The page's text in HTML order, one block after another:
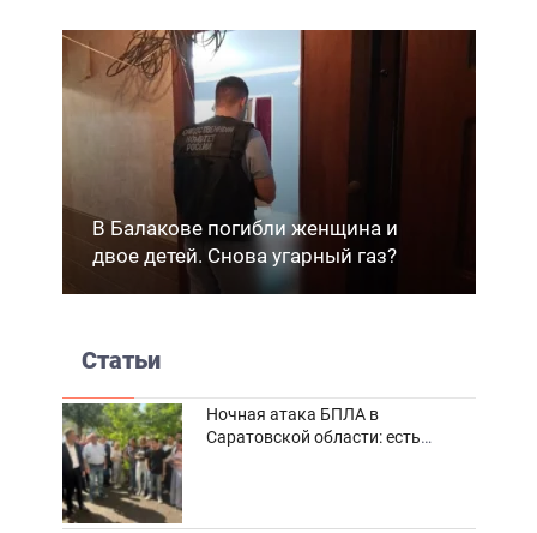
В Балакове погибли женщина и
двое детей. Снова угарный газ?
Статьи
Ночная атака БПЛА в
Саратовской области: есть